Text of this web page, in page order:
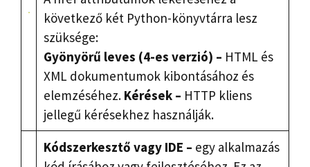
következő két Python-könyvtárra lesz
szüksége:
Gyönyörű leves (4-es verzió) – HTML és
XML dokumentumok kibontásához és
elemzéséhez. Kérések – HTTP kliens
jellegű kérésekhez használják.
Kódszerkesztő vagy IDE – egy alkalmazás